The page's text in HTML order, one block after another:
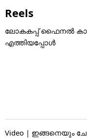
Reels
ലോകകപ്പ് ഫൈനൽ
എത്തിയപ്പോൾ
Video | ഇങ്ങനെയും